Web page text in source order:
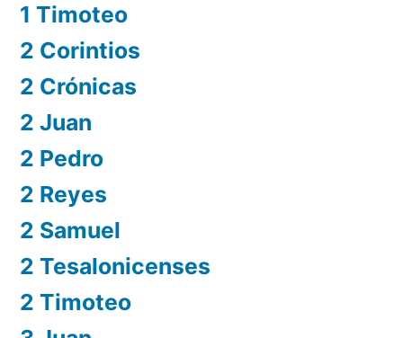
1 Timoteo
2 Corintios
2 Crónicas
2 Juan
2 Pedro
2 Reyes
2 Samuel
2 Tesalonicenses
2 Timoteo